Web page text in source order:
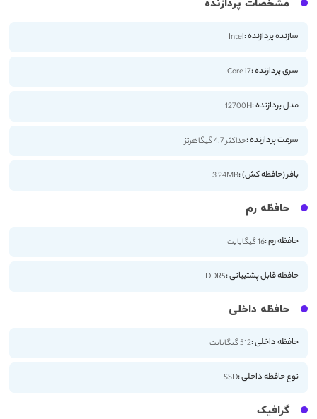
مشخصات پردازنده
سازنده پردازنده :Intel
سری پردازنده :Core i7
مدل پردازنده :12700H
سرعت پردازنده :حداکثر 4.7 گیگاهرتز
بافر (حافظه کش) :L3 24MB
حافظه رم
حافظه رم :16 گیگابایت
حافظه قابل پشتیبانی :DDR5
حافظه داخلی
حافظه داخلی :512 گیگابایت
نوع حافظه داخلی :SSD
گرافیک